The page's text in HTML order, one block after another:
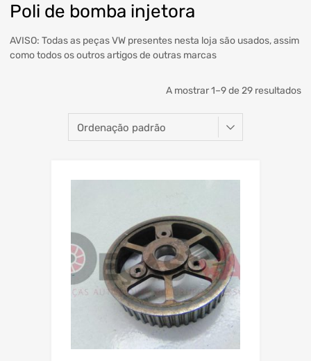
Poli de bomba injetora
AVISO: Todas as peças VW presentes nesta loja são usados, assim
como todos os outros artigos de outras marcas
A mostrar 1–9 de 29 resultados